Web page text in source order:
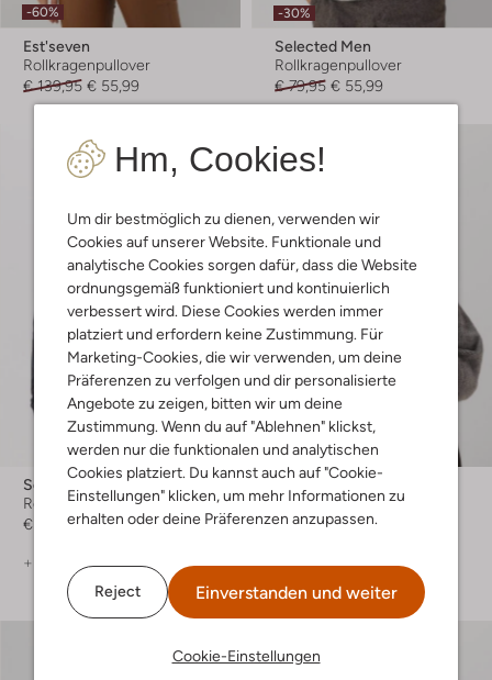
Hm, Cookies!
Um dir bestmöglich zu dienen, verwenden wir
Cookies auf unserer Website. Funktionale und
analytische Cookies sorgen dafür, dass die Website
ordnungsgemäß funktioniert und kontinuierlich
verbessert wird. Diese Cookies werden immer
platziert und erfordern keine Zustimmung. Für
Marketing-Cookies, die wir verwenden, um deine
Präferenzen zu verfolgen und dir personalisierte
Angebote zu zeigen, bitten wir um deine
Zustimmung. Wenn du auf "Ablehnen" klickst,
werden nur die funktionalen und analytischen
Cookies platziert. Du kannst auch auf "Cookie-
Einstellungen" klicken, um mehr Informationen zu
erhalten oder deine Präferenzen anzupassen.
Reject Einverstanden und weiter
Cookie-Einstellungen
-60%
Est'seven
Rollkragenpullover
€ 139,95 € 55,99
-30%
Selected Men
Rollkragenpullover
€ 79,95 € 55,99
Selected Men
Rollkragenpullover
€ 49,99
+ mehr farben
Letzte Größen
-70%
Notre-V
Rollkragenpullover
€ 89,95 € 26,99